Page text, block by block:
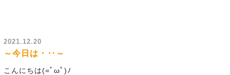
2021.12.20
～今日は・‥～
こんにちは(=ﾟωﾟ)ﾉ